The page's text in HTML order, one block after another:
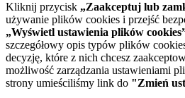
Kliknij przycisk „Zaakceptuj lub
używanie plików cookies i przejść
„Wyświetl ustawienia plików
szczegółowy opis typów plików
decyzję, które z nich chcesz
możliwość zarządzania ustawieniami
strony umieściliśmy link do "Zmień